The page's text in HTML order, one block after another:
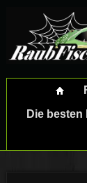
Die besten